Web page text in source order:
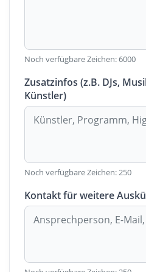
Noch verfügbare Zeichen:6000
Zusatzinfos (z.B. DJs,
Künstler)
Noch verfügbare Zeichen:250
Kontakt für weitere